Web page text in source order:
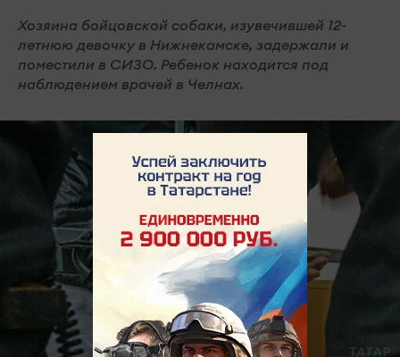
Хозяина бойцовской собаки, изувечившей 12-
летнюю девочку в Нижнекамске, задержали и
поместили в СИЗО. Ребенок находится под
наблюдением врачей в Челнах.